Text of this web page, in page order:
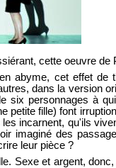
cette oeuvre de
abyme, cet effet de
dans la version
six personnages à
petite fille) font
incarnent, qu'ils
imaginé des
leur pièce ?
Sexe et argent,